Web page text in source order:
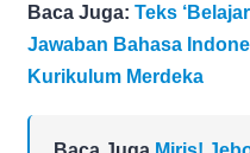
Baca Juga: Teks
Jawaban Bahasa
Kurikulum Merdeka